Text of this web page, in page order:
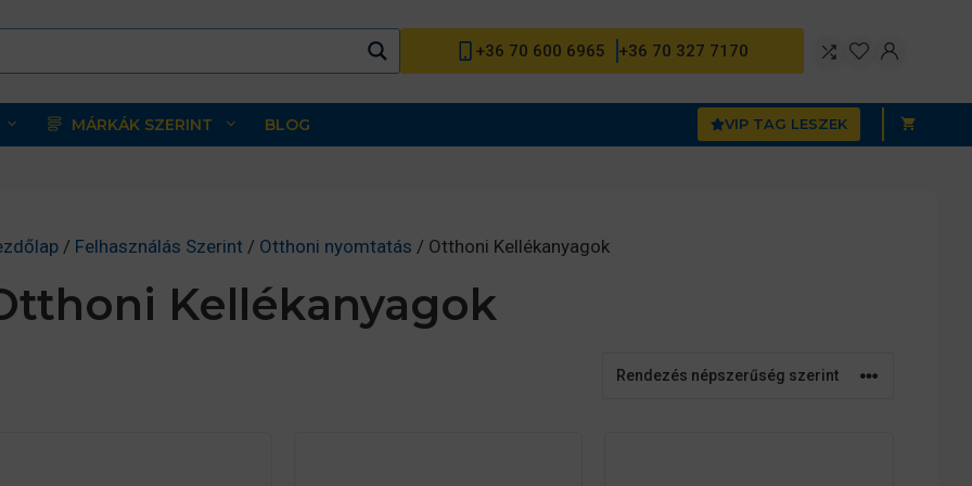
+36 70 600 6965 +36 70 327 7170
MÁRKÁK SZERINT BLOG VIP TAG LESZEK
/ Felhasználás Szerint / Otthoni nyomtatás / Otthoni Kellékanyagok
Kellékanyagok